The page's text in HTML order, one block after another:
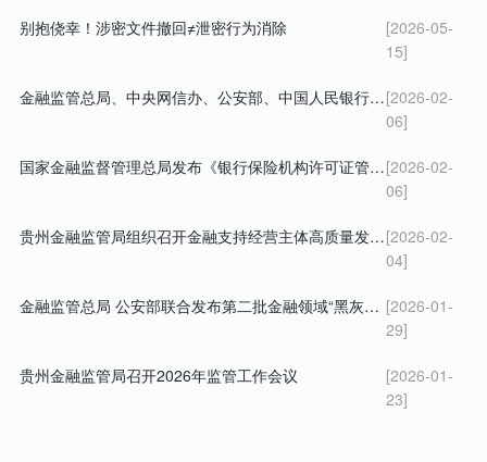
别抱侥幸！涉密文件撤回≠泄密行为消除
[2026-05-
15]
金融监管总局、中央网信办、公安部、中国人民银行、中国证监会 关于警惕不法“代理维权”短视频及直播陷阱的风险提示[2026-02-
06]
国家金融监督管理总局发布《银行保险机构许可证管理办法》[2026-02-
06]
贵州金融监管局组织召开金融支持经营主体高质量发展暨 深化小微企业融资协调工作机制会议[2026-02-
04]
金融监管总局 公安部联合发布第二批金融领域“黑灰产”违法犯罪典型案例 [2026-01-
29]
贵州金融监管局召开2026年监管工作会议
[2026-01-
23]